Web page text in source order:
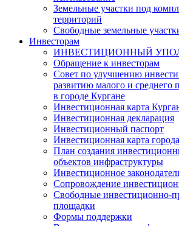
Земельные участки под
территорий
Свободные земельные
Инвесторам
ИНВЕСТИЦИОННЫЙ
Обращение к инвесторам
Совет по улучшению
развитию малого и среднего
в городе Кургане
Инвестиционная карта
Инвестиционная декларация
Инвестиционный паспорт
Инвестиционная карта
План создания
объектов инфраструктуры
Инвестиционное
Сопровождение
Свободные инвестиционно-
площадки
Формы поддержки